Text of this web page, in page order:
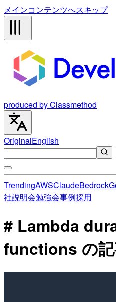
メインコンテンツへスキップ
produced by Classmethod
OriginalEnglish
TrendingAWSClaudeBedrock
社説明会勉強会事例採用
# Lambda
functions の